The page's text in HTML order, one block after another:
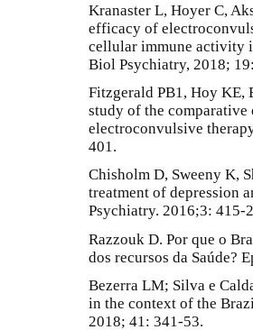
Kranaster L, Hoyer C,
efficacy of
cellular immune activity
Biol Psychiatry, 2018;
Fitzgerald PB1, Hoy KE,
study of the
electroconvulsive
401.
Chisholm D, Sweeny K,
treatment of depression
Psychiatry. 2016;3: 415-
Razzouk D. Por que o
dos recursos da Saúde?
Bezerra LM; Silva e
in the context of the
2018; 41: 341-53.